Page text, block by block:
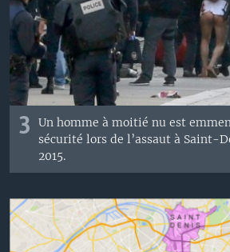
3
Un homme à moitié nu est
sécurité lors de l’assaut à Saint-
2015.